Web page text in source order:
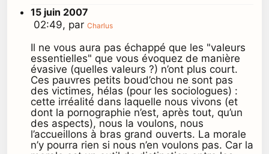
15 juin 2007
02:49, par Charlus
Il ne vous aura pas échappé que les "valeurs
essentielles" que vous évoquez de manière
évasive (quelles valeurs ?) n’ont plus court.
Ces pauvres petits boud’chou ne sont pas
des victimes, hélas (pour les sociologues) :
cette irréalité dans laquelle nous vivons (et
dont la pornographie n’est, après tout, qu’un
des aspects), nous la voulons, nous
l’accueillons à bras grand ouverts. La morale
n’y pourra rien si nous n’en voulons pas. Car la